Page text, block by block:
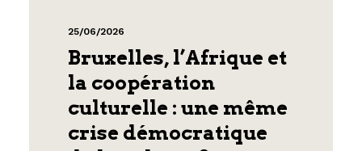
25/06/2026
Bruxelles, l’Afrique et
la coopération
culturelle : une même
crise démocratique